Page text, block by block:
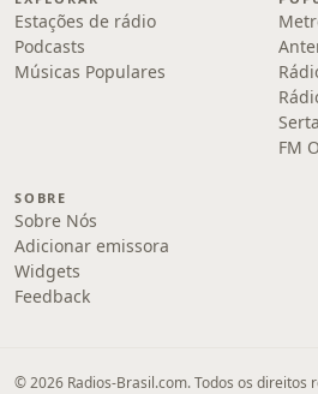
Estações de rádio
Podcasts
Músicas Populares
FM
SOBRE
Sobre Nós
Adicionar emissora
Widgets
Feedback
© 2026 Radios-Brasil.com. Todos os direitos